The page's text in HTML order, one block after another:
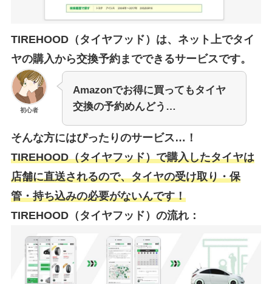
TIREHOOD（タイヤフッド）は、ネット上でタイ
ヤの購入から交換予約までできるサービスです。
初心者
Amazonでお得に買ってもタイヤ
交換の予約めんどう…
そんな方にはぴったりのサービス…！
TIREHOOD（タイヤフッド）で購入したタイヤは
店舗に直送されるので、タイヤの受け取り・保
管・持ち込みの必要がないんです！
TIREHOOD（タイヤフッド）の流れ：